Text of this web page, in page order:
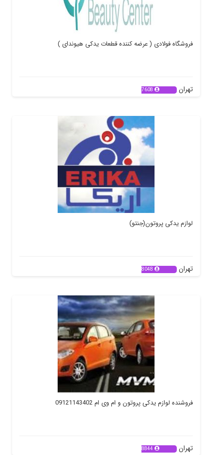
فروشگاه فولادی ( عرضه کننده قطعات یدکی هیوندای )
تهران 7608
لوازم یدکی پروتون(جنتو)
تهران 8048
فروشنده لوازم یدکی پروتون و ام وی ام 09121143402
تهران 8844